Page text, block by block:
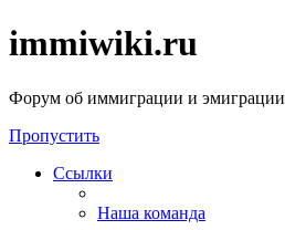
immiwiki.ru
Форум об иммиграции и эмиграции
Пропустить
Ссылки
Наша команда